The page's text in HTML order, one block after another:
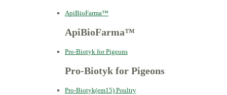
ApiBioFarma™
ApiBioFarma™
Pro-Biotyk for Pigeons
Pro-Biotyk for Pigeons
Pro-Biotyk(em15) Poultry